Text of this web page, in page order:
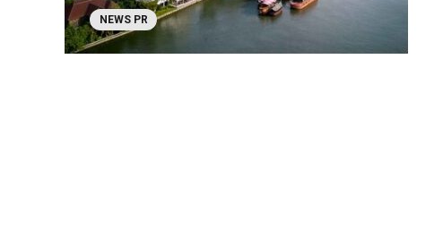
NEWS PR